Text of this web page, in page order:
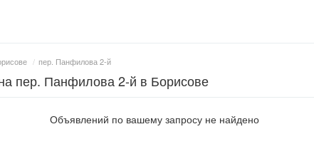
/ пер. Панфилова 2-й
пер. Панфилова 2-й в Борисове
Объявлений по вашему запросу не найдено